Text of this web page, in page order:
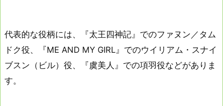
代表的な役柄には、『太王四神記』でのファヌン／タム
ドク役、『ME AND MY GIRL』でのウイリアム・スナイ
ブスン（ビル）役、『虞美人』での項羽役などがありま
す。